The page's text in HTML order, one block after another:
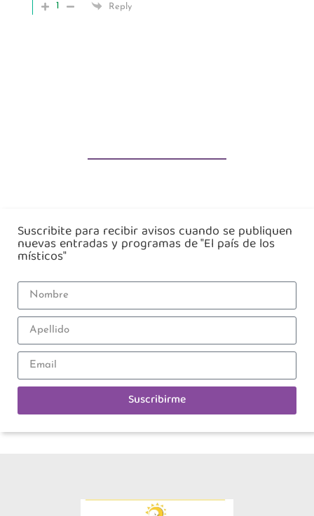
1 Reply
Suscribite para recibir avisos cuando se publiquen
nuevas entradas y programas de "El país de los
místicos"
Suscribirme